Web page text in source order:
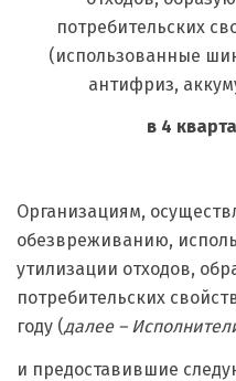
потребительских
(использованные
антифриз,
в 4
Организациям,
обезвреживанию,
утилизации отходов,
потребительских
году (далее –
и предоставившие